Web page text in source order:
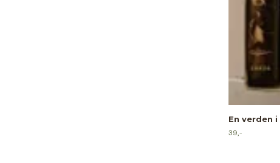
En verden i
39,-